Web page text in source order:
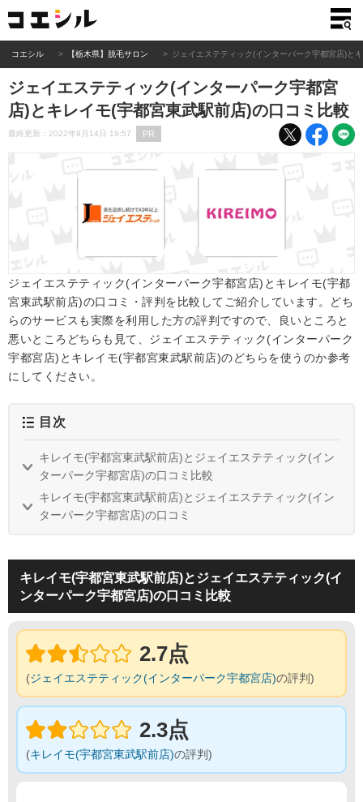
コエシル 【栃木県】脱毛サロン ジェイエステティック(インターパーク宇都宮店)と
ジェイエステティック(インターパーク宇都宮
店)とキレイモ(宇都宮東武駅前店)の口コミ比較
最終更新：2022年9月14日 19:57 PR
ジェイエステティック(インターパーク宇都宮店)とキレイモ(宇都
宮東武駅前店)の口コミ・評判を比較してご紹介しています。どち
らのサービスも実際を利用した方の評判ですので、良いところと
悪いところどちらも見て、ジェイエステティック(インターパーク
宇都宮店)とキレイモ(宇都宮東武駅前店)のどちらを使うのか参考
にしてください。
目次
キレイモ(宇都宮東武駅前店)とジェイエステティック(イン
ターパーク宇都宮店)の口コミ比較
キレイモ(宇都宮東武駅前店)とジェイエステティック(イン
ターパーク宇都宮店)の口コミ
キレイモ(宇都宮東武駅前店)とジェイエステティック(イ
ンターパーク宇都宮店)の口コミ比較
2.7点
(ジェイエステティック(インターパーク宇都宮店)の評判)
2.3点
(キレイモ(宇都宮東武駅前店)の評判)